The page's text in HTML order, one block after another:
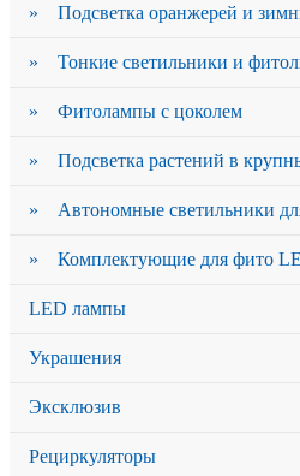
» Подсветка оранжерей и
» Тонкие светильники и
» Фитолампы с цоколем
» Подсветка растений в
» Автономные светильники
» Комплектующие для фито
LED лампы
Украшения
Эксклюзив
Рециркуляторы